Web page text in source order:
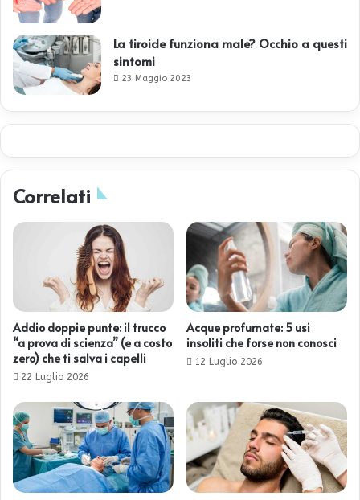
La tiroide funziona male? Occhio a questi
sintomi
23 Maggio 2023
Correlati
Addio doppie punte: il trucco
“a prova di scienza” (e a costo
zero) che ti salva i capelli
22 Luglio 2026
Acque profumate: 5 usi
insoliti che forse non conosci
12 Luglio 2026